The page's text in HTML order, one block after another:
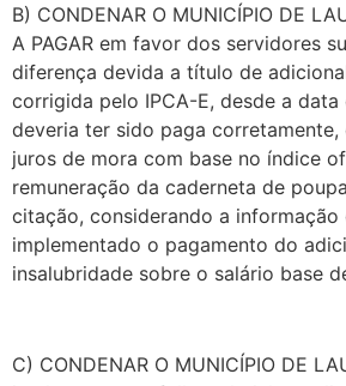
B) CONDENAR O MUNICÍPIO DE
A PAGAR em favor dos servidores
diferença devida a título de
corrigida pelo IPCA-E, desde a data
deveria ter sido paga corretamente,
juros de mora com base no índice
remuneração da caderneta de
citação, considerando a informação
implementado o pagamento do
insalubridade sobre o salário base
C) CONDENAR O MUNICÍPIO DE